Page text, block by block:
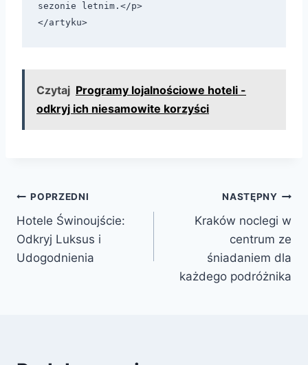
sezonie letnim.</p>
</artyku>
Czytaj Programy lojalnościowe hoteli -
odkryj ich niesamowite korzyści
Nawigacja
wpisu
POPRZEDNI
Hotele Świnoujście:
Odkryj Luksus i
Udogodnienia
NASTĘPNY
Kraków noclegi w
centrum ze
śniadaniem dla
każdego podróżnika